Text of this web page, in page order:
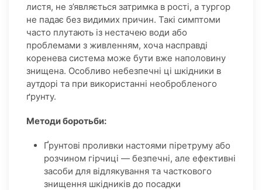
листя, не з’являється затримка в рості, а тургор
не падає без видимих причин. Такі симптоми
часто плутають із нестачею води або
проблемами з живленням, хоча насправді
коренева система може бути вже наполовину
знищена. Особливо небезпечні ці шкідники в
аутдорі та при використанні необробленого
ґрунту.
Методи боротьби:
Ґрунтові проливки настоями піретруму або
розчином гірчиці — безпечні, але ефективні
засоби для відлякування та часткового
знищення шкідників до посадки